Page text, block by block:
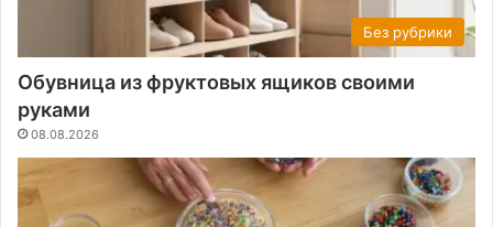
Без рубрики
Обувница из фруктовых ящиков своими
руками
08.08.2026